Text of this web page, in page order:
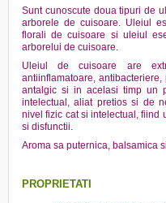
Sunt cunoscute doua tipuri de
arborele de cuisoare. Uleiul
florali de cuisoare si uleiul
arborelui de cuisoare.
Uleiul de cuisoare are
antiinflamatoare,
antalgic si in acelasi timp un
intelectual, aliat pretios si de
nivel fizic cat si intelectual, fiind
si disfunctii.
Aroma sa puternica, balsamica
PROPRIETATI